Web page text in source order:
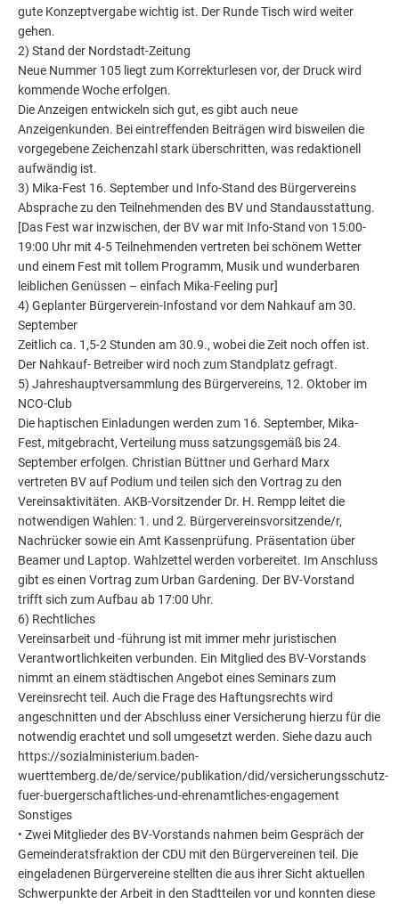
gute Konzeptvergabe wichtig ist. Der Runde Tisch wird weiter
gehen.
2) Stand der Nordstadt-Zeitung
Neue Nummer 105 liegt zum Korrekturlesen vor, der Druck wird
kommende Woche erfolgen.
Die Anzeigen entwickeln sich gut, es gibt auch neue
Anzeigenkunden. Bei eintreffenden Beiträgen wird bisweilen die
vorgegebene Zeichenzahl stark überschritten, was redaktionell
aufwändig ist.
3) Mika-Fest 16. September und Info-Stand des Bürgervereins
Absprache zu den Teilnehmenden des BV und Standausstattung.
[Das Fest war inzwischen, der BV war mit Info-Stand von 15:00-
19:00 Uhr mit 4-5 Teilnehmenden vertreten bei schönem Wetter
und einem Fest mit tollem Programm, Musik und wunderbaren
leiblichen Genüssen – einfach Mika-Feeling pur]
4) Geplanter Bürgerverein-Infostand vor dem Nahkauf am 30.
September
Zeitlich ca. 1,5-2 Stunden am 30.9., wobei die Zeit noch offen ist.
Der Nahkauf- Betreiber wird noch zum Standplatz gefragt.
5) Jahreshauptversammlung des Bürgervereins, 12. Oktober im
NCO-Club
Die haptischen Einladungen werden zum 16. September, Mika-
Fest, mitgebracht, Verteilung muss satzungsgemäß bis 24.
September erfolgen. Christian Büttner und Gerhard Marx
vertreten BV auf Podium und teilen sich den Vortrag zu den
Vereinsaktivitäten. AKB-Vorsitzender Dr. H. Rempp leitet die
notwendigen Wahlen: 1. und 2. Bürgervereinsvorsitzende/r,
Nachrücker sowie ein Amt Kassenprüfung. Präsentation über
Beamer und Laptop. Wahlzettel werden vorbereitet. Im Anschluss
gibt es einen Vortrag zum Urban Gardening. Der BV-Vorstand
trifft sich zum Aufbau ab 17:00 Uhr.
6) Rechtliches
Vereinsarbeit und -führung ist mit immer mehr juristischen
Verantwortlichkeiten verbunden. Ein Mitglied des BV-Vorstands
nimmt an einem städtischen Angebot eines Seminars zum
Vereinsrecht teil. Auch die Frage des Haftungsrechts wird
angeschnitten und der Abschluss einer Versicherung hierzu für die
notwendig erachtet und soll umgesetzt werden. Siehe dazu auch
https://sozialministerium.baden-
wuerttemberg.de/de/service/publikation/did/versicherungsschutz-
fuer-buergerschaftliches-und-ehrenamtliches-engagement
Sonstiges
• Zwei Mitglieder des BV-Vorstands nahmen beim Gespräch der
Gemeinderatsfraktion der CDU mit den Bürgervereinen teil. Die
eingeladenen Bürgervereine stellten die aus ihrer Sicht aktuellen
Schwerpunkte der Arbeit in den Stadtteilen vor und konnten diese